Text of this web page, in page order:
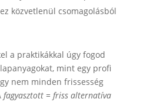
közvetlenül csomagolásból
a praktikákkal úgy fogod
mint egy profi
nem minden frissesség
fagyasztott = friss alternatíva